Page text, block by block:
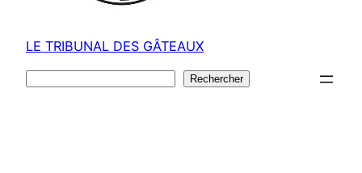
LE TRIBUNAL DES GÂTEAUX
Rechercher